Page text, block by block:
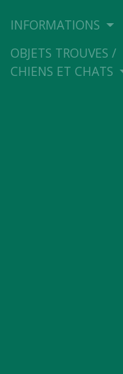
INFORMATIONS
OBJETS TROUVES /
CHIENS ET CHATS